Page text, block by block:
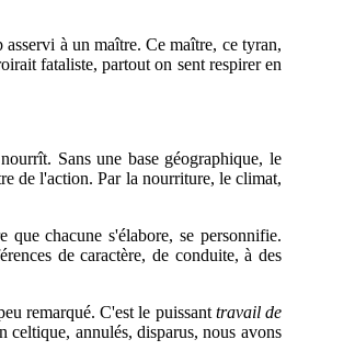
à un maître. Ce maître, ce tyran,
fataliste, partout on sent respirer en
Sans une base géographique, le
de l'action. Par la nourriture, le climat,
chacune s'élabore, se personnifie.
de caractère, de conduite, à des
remarqué. C'est le puissant travail de
celtique, annulés, disparus, nous avons